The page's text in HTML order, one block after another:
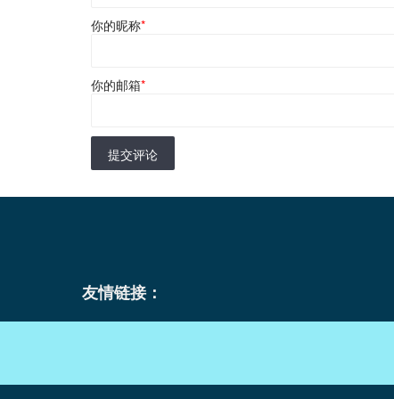
你的昵称*
你的邮箱*
提交评论
友情链接：